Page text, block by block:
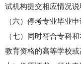
试机构提交相应情况说
（六）停考专业毕业
（七）同时符合专科
教育资格的高等学校